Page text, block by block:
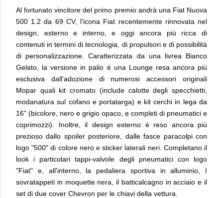
Al fortunato vincitore del primo premio andrà una Fiat Nuova
500 1.2 da 69 CV, l'icona Fiat recentemente rinnovata nel
design, esterno e interno, e oggi ancora più ricca di
contenuti in termini di tecnologia, di propulsori e di possibilità
di personalizzazione. Caratterizzata da una livrea Bianco
Gelato, la versione in palio è una Lounge resa ancora più
esclusiva dall'adozione di numerosi accessori originali
Mopar quali kit cromato (include calotte degli specchietti,
modanatura sul cofano e portatarga) e kit cerchi in lega da
16" (bicolore, nero e grigio opaco, e completi di pneumatici e
coprimozzi). Inoltre, il design esterno è reso ancora più
prezioso dallo spoiler posteriore, dalle fasce paracolpi con
logo "500" di colore nero e sticker laterali neri. Completano il
look i particolari tappi-valvole degli pneumatici con logo
"Fiat" e, all'interno, la pedaliera sportiva in alluminio, I
sovratappeti in moquette nera, il batticalcagno in acciaio e il
set di due cover Chevron per le chiavi della vettura.